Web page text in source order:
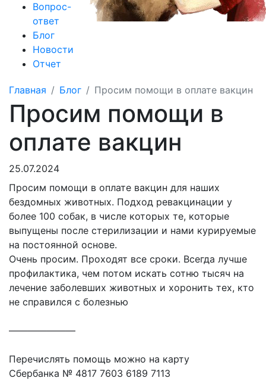
Вопрос-
ответ
Блог
Новости
Отчет
Главная Блог Просим помощи в оплате вакцин
Просим помощи в
оплате вакцин
25.07.2024
Просим помощи в оплате вакцин для наших
бездомных животных. Подход ревакцинации у
более 100 собак, в числе которых те, которые
выпущены после стерилизации и нами курируемые
на постоянной основе.
Очень просим. Проходят все сроки. Всегда лучше
профилактика, чем потом искать сотню тысяч на
лечение заболевших животных и хоронить тех, кто
не справился с болезнью
———————
Перечислять помощь можно на карту
Сбербанка № 4817 7603 6189 7113